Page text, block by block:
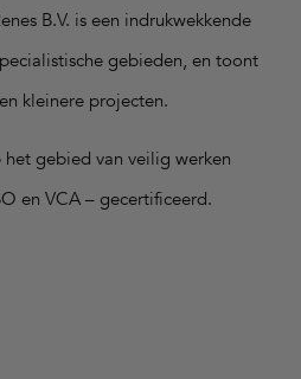
B.V. is een indrukwekkende
gebieden, en toont
kleinere projecten.
het gebied van veilig werken
en VCA – gecertificeerd.